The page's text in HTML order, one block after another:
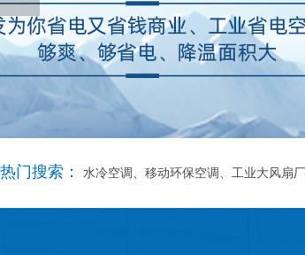
热门搜索： 水冷空调、移动环保空调、工业大风扇